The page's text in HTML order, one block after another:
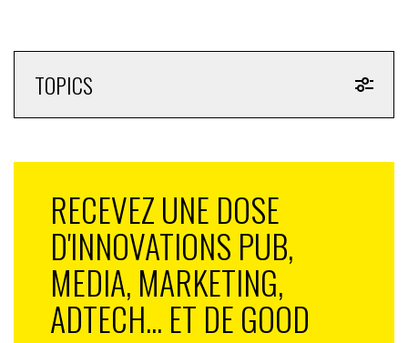
TOPICS
RECEVEZ UNE DOSE
D'INNOVATIONS PUB,
MEDIA, MARKETING,
ADTECH... ET DE GOOD